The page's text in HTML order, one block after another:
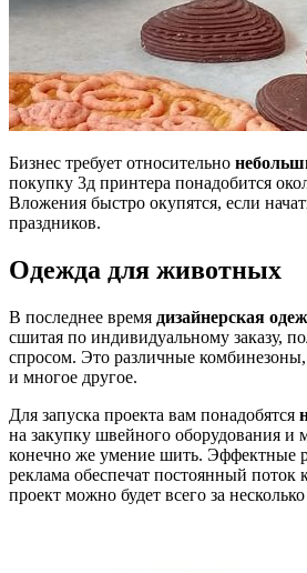
Бизнес требует относительно
покупку 3д принтера понадобится
Вложения быстро окупятся, если
праздников.
Одежда для животных
В последнее время дизайнерская
сшитая по индивидуальному заказу,
спросом. Это различные
и многое другое.
Для запуска проекта вам понадобятся
на закупку швейного оборудования и
конечно же умение шить. Эффектные
реклама обеспечат постоянный поток
проект можно будет всего за